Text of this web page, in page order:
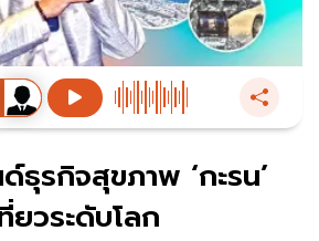
ธุรกิจสุขภาพ ‘กะรน’
ยวระดับโลก